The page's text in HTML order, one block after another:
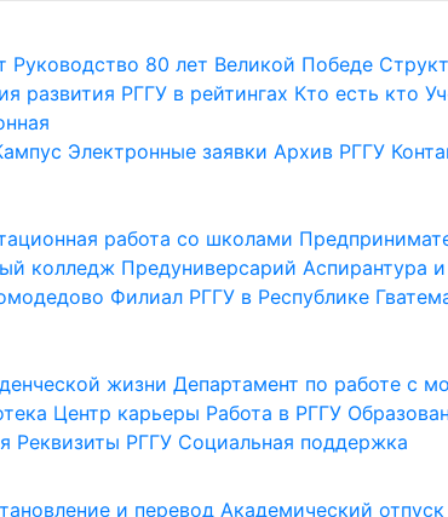
Руководство 80 лет Великой Победе
развития РГГУ в рейтингах Кто есть кто
Электронные заявки Архив РГГУ
работа со школами
колледж Предуниверсарий Аспирантура
Филиал РГГУ в Республике
жизни Департамент по работе с
Центр карьеры Работа в РГГУ
Реквизиты РГГУ Социальная поддержка
и перевод Академический отпуск